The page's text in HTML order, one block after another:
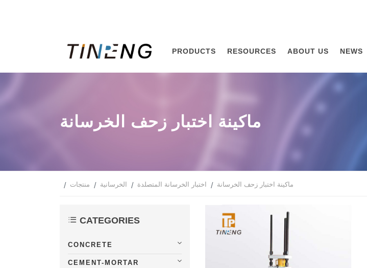
PRODUCTS RESOURCES ABOUT US NEWS
ماكينة اختبار زحف الخرسانة
منتجات الخرسانية اختبار الخرسانة المتصلدة ماكينة اختبار زحف الخرسانة
CATEGORIES
CONCRETE
CEMENT-MORTAR